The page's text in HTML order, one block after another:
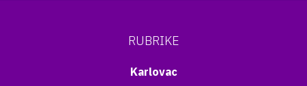
RUBRIKE
Karlovac